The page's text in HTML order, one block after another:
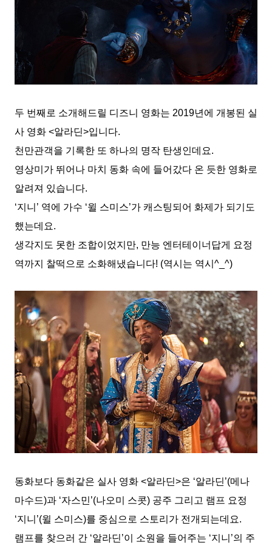
두 번째로 소개해드릴 디즈니 영화는 2019년에 개봉된 실
사 영화 <알라딘>입니다.
천만관객을 기록한 또 하나의 명작 탄생인데요.
영상미가 뛰어나 마치 동화 속에 들어갔다 온 듯한 영화로
알려져 있습니다.
‘지니’ 역에 가수 ‘윌 스미스’가 캐스팅되어 화제가 되기도
했는데요.
생각지도 못한 조합이었지만, 만능 엔터테이너답게 요정
역까지 찰떡으로 소화해냈습니다! (역시는 역시^_^)
동화보다 동화같은 실사 영화 <알라딘>은 ‘알라딘’(메나
마수드)과 ‘자스민’(나오미 스콧) 공주 그리고 램프 요정
‘지니’(윌 스미스)를 중심으로 스토리가 전개되는데요.
램프를 찾으러 간 ‘알라딘’이 소원을 들어주는 ‘지니’의 주